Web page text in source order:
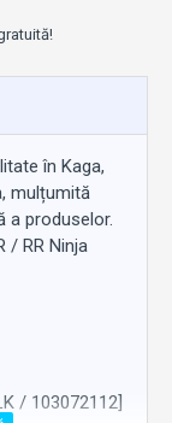
în Kaga,
mulțumită
a produselor.
/ RR Ninja
/ 103072112]